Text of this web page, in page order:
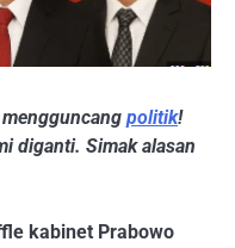
politik!
diganti. Simak alasan
kabinet Prabowo